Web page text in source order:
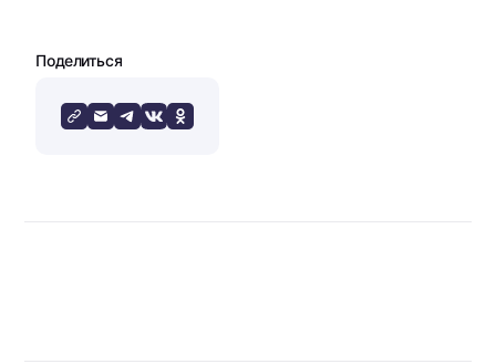
Поделиться